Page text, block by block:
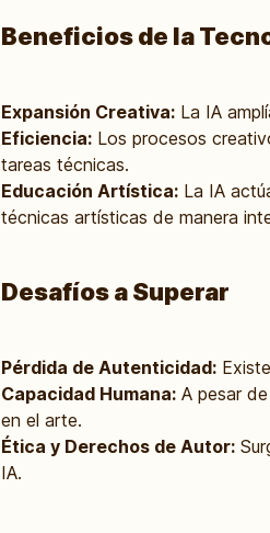
Beneficios de la
Expansión Creativa: La IA
Eficiencia: Los procesos
tareas técnicas.
Educación Artística: La IA
técnicas artísticas de manera
Desafíos a Superar
Pérdida de Autenticidad:
Capacidad Humana: A pesar
en el arte.
Ética y Derechos de Autor:
IA.